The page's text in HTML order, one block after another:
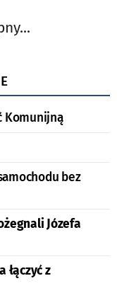
Komunijną
bez
Józefa
łączyć z